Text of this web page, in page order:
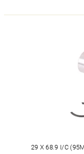
29 X 68.9 I/C